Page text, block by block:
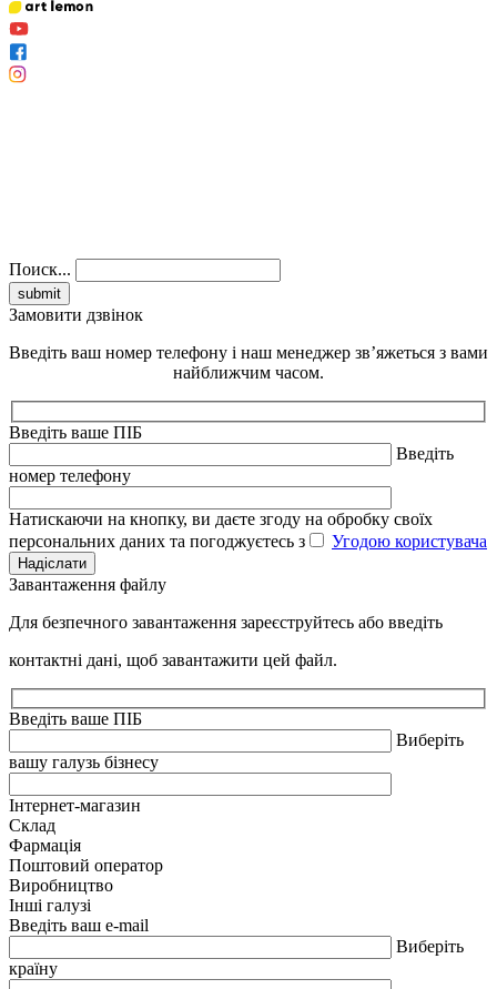
Поиск...
Замовити дзвінок
Введіть ваш номер телефону і наш менеджер зв’яжеться з вами
найближчим часом.
Введіть ваше ПІБ
Введіть
номер телефону
Натискаючи на кнопку, ви даєте згоду на обробку своїх
персональних даних та погоджуєтесь з
Угодою користувача
Надіслати
Завантаження файлу
Для безпечного завантаження зареєструйтесь або введіть
контактні дані, щоб завантажити цей файл.
Введіть ваше ПІБ
Виберіть
вашу галузь бізнесу
Інтернет-магазин
Склад
Фармація
Поштовий оператор
Виробництво
Інші галузі
Введіть ваш e-mail
Виберіть
країну